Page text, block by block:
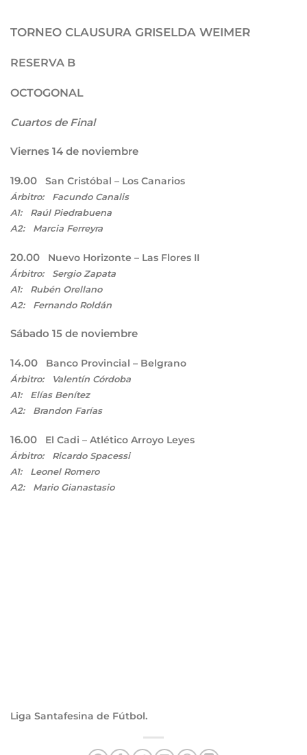
TORNEO CLAUSURA GRISELDA WEIMER
RESERVA B
OCTOGONAL
Cuartos de Final
Viernes 14 de noviembre
19.00 San Cristóbal – Los Canarios
Árbitro: Facundo Canalis
A1: Raúl Piedrabuena
A2: Marcia Ferreyra
20.00 Nuevo Horizonte – Las Flores II
Árbitro: Sergio Zapata
A1: Rubén Orellano
A2: Fernando Roldán
Sábado 15 de noviembre
14.00 Banco Provincial – Belgrano
Árbitro: Valentín Córdoba
A1: Elías Benítez
A2: Brandon Farías
16.00 El Cadi – Atlético Arroyo Leyes
Árbitro: Ricardo Spacessi
A1: Leonel Romero
A2: Mario Gianastasio
Liga Santafesina de Fútbol.